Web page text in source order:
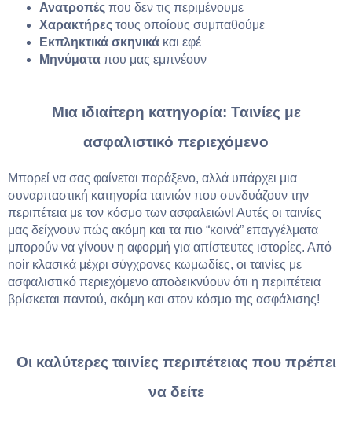
Ανατροπές που δεν τις περιμένουμε
Χαρακτήρες τους οποίους συμπαθούμε
Εκπληκτικά σκηνικά και εφέ
Μηνύματα που μας εμπνέουν
Μια ιδιαίτερη κατηγορία: Ταινίες με
ασφαλιστικό περιεχόμενο
Μπορεί να σας φαίνεται παράξενο, αλλά υπάρχει μια
συναρπαστική κατηγορία ταινιών που συνδυάζουν την
περιπέτεια με τον κόσμο των ασφαλειών! Αυτές οι ταινίες
μας δείχνουν πώς ακόμη και τα πιο “κοινά” επαγγέλματα
μπορούν να γίνουν η αφορμή για απίστευτες ιστορίες. Από
noir κλασικά μέχρι σύγχρονες κωμωδίες, οι ταινίες με
ασφαλιστικό περιεχόμενο αποδεικνύουν ότι η περιπέτεια
βρίσκεται παντού, ακόμη και στον κόσμο της ασφάλισης!
Οι καλύτερες ταινίες περιπέτειας που πρέπει
να δείτε